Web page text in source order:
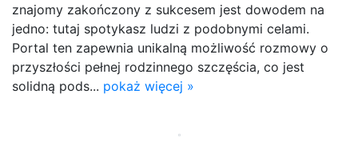
znajomy zakończony z sukcesem jest dowodem na
jedno: tutaj spotykasz ludzi z podobnymi celami.
Portal ten zapewnia unikalną możliwość rozmowy o
przyszłości pełnej rodzinnego szczęścia, co jest
solidną pods... pokaż więcej »